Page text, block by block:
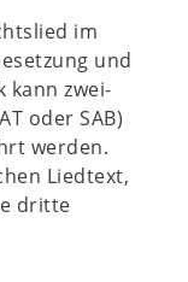
im
und
kann zwei-
oder SAB)
werden.
Liedtext,
dritte